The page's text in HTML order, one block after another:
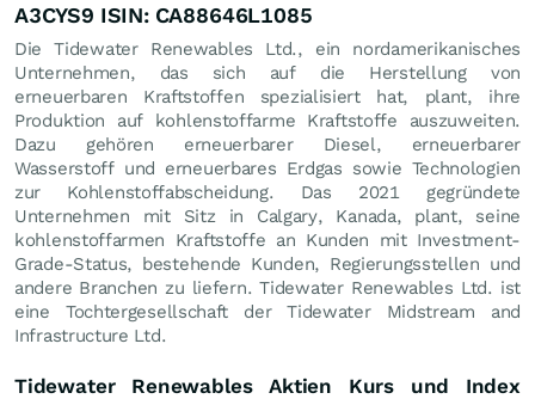
A3CYS9 ISIN: CA88646L1085
Die Tidewater Renewables Ltd., ein nordamerikanisches
Unternehmen, das sich auf die Herstellung von
erneuerbaren Kraftstoffen spezialisiert hat, plant, ihre
Produktion auf kohlenstoffarme Kraftstoffe auszuweiten.
Dazu gehören erneuerbarer Diesel, erneuerbarer
Wasserstoff und erneuerbares Erdgas sowie Technologien
zur Kohlenstoffabscheidung. Das 2021 gegründete
Unternehmen mit Sitz in Calgary, Kanada, plant, seine
kohlenstoffarmen Kraftstoffe an Kunden mit Investment-
Grade-Status, bestehende Kunden, Regierungsstellen und
andere Branchen zu liefern. Tidewater Renewables Ltd. ist
eine Tochtergesellschaft der Tidewater Midstream and
Infrastructure Ltd.
Tidewater Renewables Aktien Kurs und Index